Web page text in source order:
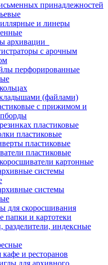
принадлежностей
и линеры
архивации
с арочным
перфорированные
(файлами)
с прижимом и
пластиковые
пластиковые
пластиковые
пластиковые
картонные
системы
системы
для скоросшивания
папки и картотеки
разделители, индексные
и ресторанов
для архивного